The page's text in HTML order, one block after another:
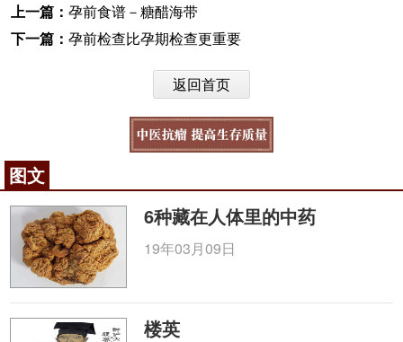
上一篇： 孕前食谱－糖醋海带
下一篇： 孕前检查比孕期检查更重要
返回首页
图文
6种藏在人体里的中药
19年03月09日
楼英